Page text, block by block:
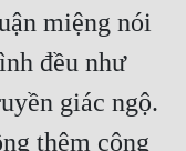
miệng nói
đều như
giác ngộ.
thêm công